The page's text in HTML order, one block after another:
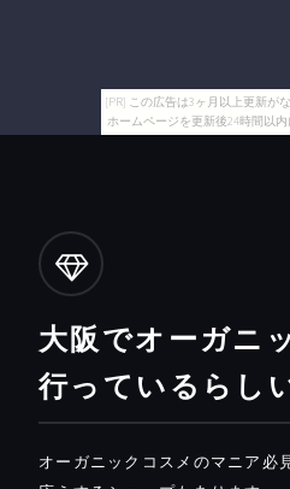
[PR] この広告は3ヶ月以上更新が
ホームページを更新後24時間以内
大阪でオーガニ
行っているらし
オーガニックコスメのマニア必